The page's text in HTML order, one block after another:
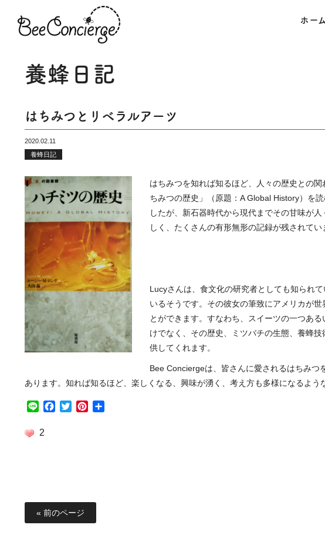
ホーム
養蜂日記
はちみつとリベラルアーツ
2020.02.11
養蜂日記
はちみつを知れば知るほど、人々の歴史との
ちみつの歴史」（原題：A Global History）を
したが、新石器時代から現代までその甘味が
しく、たくさんの有形無形の記録が残されてい
Lucyさんは、食文化の研究者としても知られ
いるそうです。その彼女の筆致にアメリカが
とができます。すなわち、スイーツの一つあ
けでなく、その歴史、ミツバチの生態、養蜂
供してくれます。
Bee Conciergeは、皆さんに愛されるはちみ
あります。知れば知るほど、楽しくなる、興味が湧く、考え方も多様になるよう
Line Facebook
TwitterPinterest
2
« 前のページ